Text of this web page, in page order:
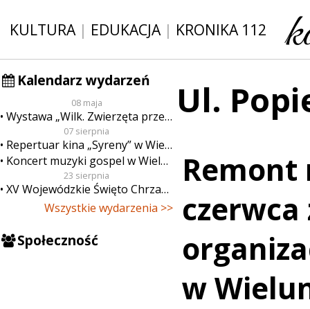
KULTURA| EDUKACJA| KRONIKA 112
Kalendarz wydarzeń
08 maja
Wystawa „Wilk. Zwierzęta przeklęte”
07 sierpnia
Repertuar kina „Syreny” w Wieluniu w dn. od 7 do 13 sierpnia
Koncert muzyki gospel w Wieluniu
23 sierpnia
XV Wojewódzkie Święto Chrzanu
Wszystkie wydarzenia >>
Społeczność
Ul.
Remont
w